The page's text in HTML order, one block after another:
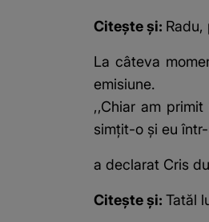
Citește și: Radu,
La câteva
emisiune.
,,Chiar am
simțit-o și eu într-
a declarat Cris
Citește și: Tatăl